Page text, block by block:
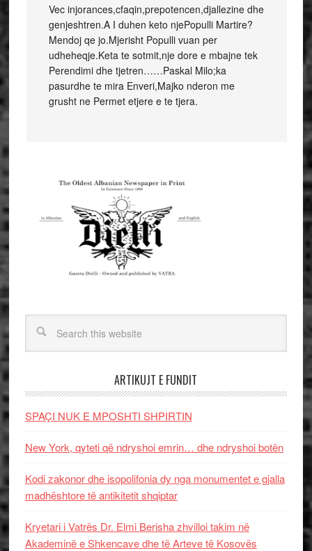
Vec injorances,cfaqin,prepotencen,djallezine dhe
genjeshtren.A I duhen keto njePopulli Martire?
Mendoj qe jo.Mjerisht Populli vuan per
udheheqje.Keta te sotmit,nje dore e mbajne tek
Perendimi dhe tjetren……Paskal Milo;ka
pasurdhe te mira Enveri,Majko nderon me
grusht ne Permet etjere e te tjera.
ARTIKUJT E FUNDIT
SPAÇI NUK E MPOSHTI SHPIRTIN
New York, qyteti që ndryshoi emrin… dhe ndryshoi botën
Kodi zakonor dhe isopolifonia dy nga monumentet e gjalla
madhështore të antikitetit shqiptar
Kryetari i Vatrës Dr. Elmi Berisha zhvilloi takim në
Akademinë e Shkencave dhe të Arteve të Kosovës